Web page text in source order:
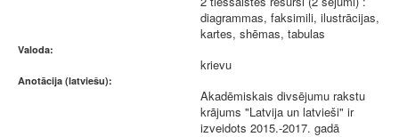
diagrammas, faksimili, ilustrācijas,
kartes, shēmas, tabulas
Valoda:
krievu
Anotācija (latviešu):
Akadēmiskais divsējumu rakstu
krājums "Latvija un latvieši" ir
izveidots 2015.-2017. gadā